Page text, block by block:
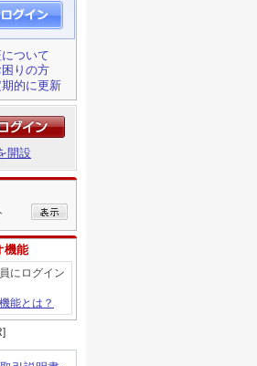
ついて
りの方
的に更新
開設
機能
にログイン
能とは？